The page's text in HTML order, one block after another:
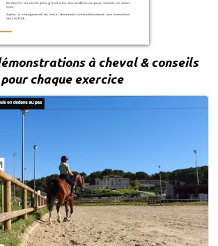
à cheval & conseils
pour chaque exercice